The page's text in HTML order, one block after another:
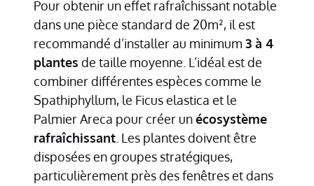
Pour obtenir un effet rafraîchissant notable
dans une pièce standard de 20m², il est
recommandé d’installer au minimum 3 à 4
plantes de taille moyenne. L’idéal est de
combiner différentes espèces comme le
Spathiphyllum, le Ficus elastica et le
Palmier Areca pour créer unécosystème
rafraîchissant . Les plantes doivent être
disposées en groupes stratégiques,
particulièrement près des fenêtres et dans